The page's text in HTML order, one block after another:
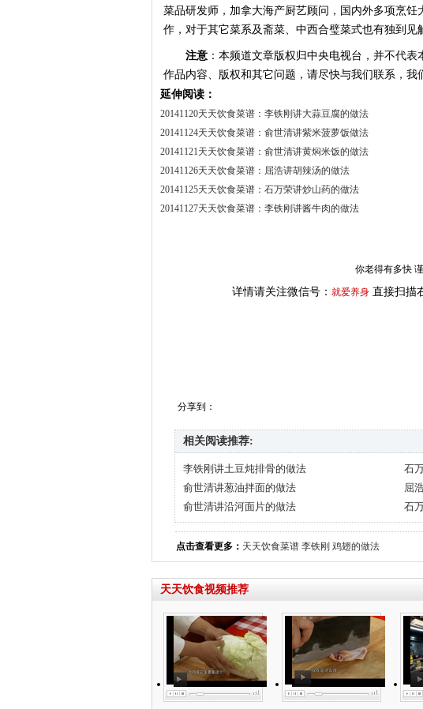
菜品研发师，加拿大海产厨艺顾问，国内外多项烹
作，对于其它菜系及斋菜、中西合璧菜式也有独到见
注意 ：本频道文章版权归中央电视台，并不代
作品内容、版权和其它问题，请尽快与我们联系，我
延伸阅读：
20141120天天饮食菜谱：李铁刚讲大蒜豆腐的做法
20141124天天饮食菜谱：俞世清讲紫米菠萝饭做法
20141121天天饮食菜谱：俞世清讲黄焖米饭的做法
20141126天天饮食菜谱：屈浩讲胡辣汤的做法
20141125天天饮食菜谱：石万荣讲炒山药的做法
20141127天天饮食菜谱：李铁刚讲酱牛肉的做法
你老得有多快
详情请关注微信号： 就爱养身 直接扫描
分享到：
相关阅读推荐:
李铁刚讲土豆炖排骨的做法
石
俞世清讲葱油拌面的做法
屈
俞世清讲沿河面片的做法
石
点击查看更多： 天天饮食菜谱 李铁刚 鸡翅的做法
天天饮食视频推荐